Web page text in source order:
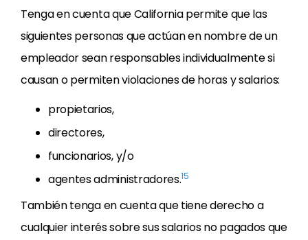
Tenga en cuenta que California permite que las
siguientes personas que actúan en nombre de un
empleador sean responsables individualmente si
causan o permiten violaciones de horas y salarios:
propietarios,
directores,
funcionarios, y/o
agentes administradores.15
También tenga en cuenta que tiene derecho a
cualquier interés sobre sus salarios no pagados que